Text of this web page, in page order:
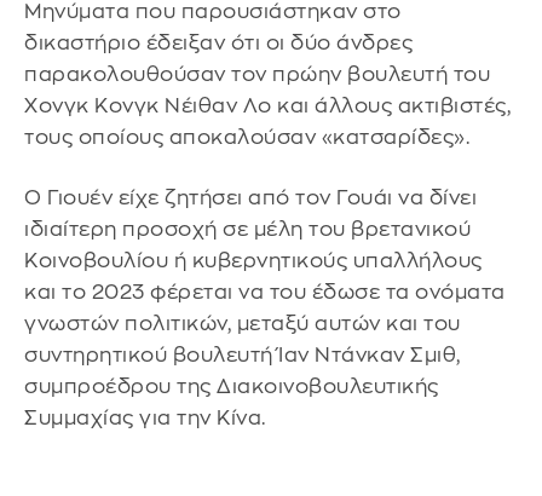
Μηνύματα που παρουσιάστηκαν στο
δικαστήριο έδειξαν ότι οι δύο άνδρες
παρακολουθούσαν τον πρώην βουλευτή του
Χονγκ Κονγκ Νέιθαν Λο και άλλους ακτιβιστές,
τους οποίους αποκαλούσαν «κατσαρίδες».
Ο Γιουέν είχε ζητήσει από τον Γουάι να δίνει
ιδιαίτερη προσοχή σε μέλη του βρετανικού
Κοινοβουλίου ή κυβερνητικούς υπαλλήλους
και το 2023 φέρεται να του έδωσε τα ονόματα
γνωστών πολιτικών, μεταξύ αυτών και του
συντηρητικού βουλευτή Ίαν Ντάνκαν Σμιθ,
συμπροέδρου της Διακοινοβουλευτικής
Συμμαχίας για την Κίνα.